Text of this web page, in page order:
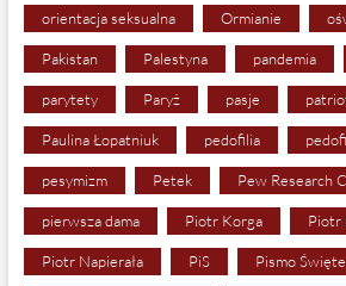
orientacja seksualna Ormianie
Pakistan Palestyna pandemia
parytety Paryż pasje
Paulina Łopatniuk pedofilia
pesymizm Petek Pew Research
pierwsza dama Piotr Korga Piotr
Piotr Napierała PiS Pismo Święte